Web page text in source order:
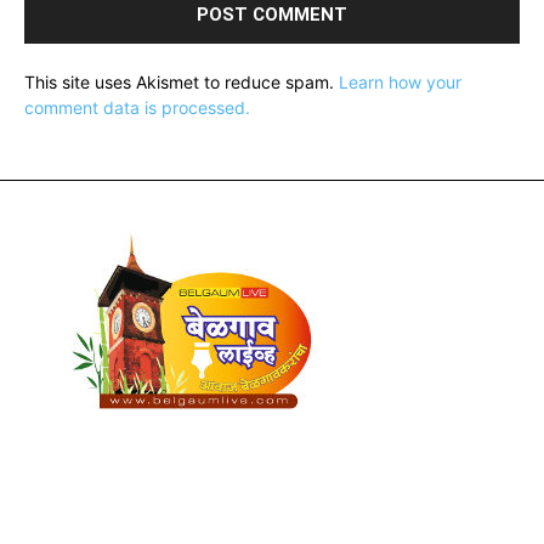
This site uses Akismet to reduce spam. Learn how your
comment data is processed.